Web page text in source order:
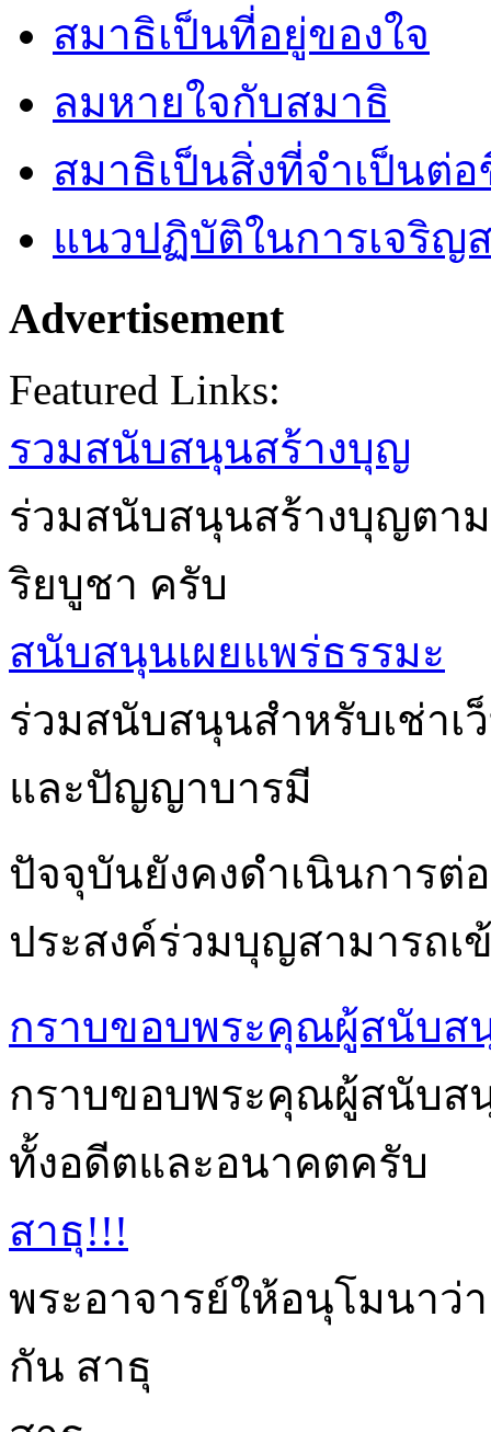
สมาธิเป็นที่อยู่ของใจ
ลมหายใจกับสมาธิ
สมาธิเป็นสิ่งที่จำเป็นต่
แนวปฏิบัติในการเจริญ
Advertisement
Featured Links:
รวมสนับสนุนสร้างบุญ
ร่วมสนับสนุนสร้างบุญตา
ริยบูชา ครับ
สนับสนุนเผยแพร่ธรรมะ
ร่วมสนับสนุนสำหรับเช่าเ
และปัญญาบารมี
ปัจจุบันยังคงดำเนินการต่
ประสงค์ร่วมบุญสามารถเ
กราบขอบพระคุณผู้สนับส
กราบขอบพระคุณผู้สนับส
ทั้งอดีตและอนาคตครับ
สาธุ!!!
พระอาจารย์ให้อนุโมนาว่
กัน สาธุ